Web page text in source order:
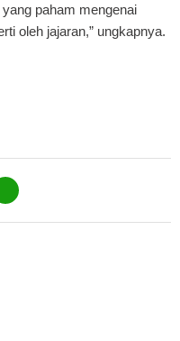
paham mengenai
oleh jajaran,” ungkapnya.